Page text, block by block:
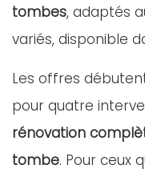
tombes, adaptés
variés, disponible
Les offres
pour quatre
rénovation
tombe. Pour ceux